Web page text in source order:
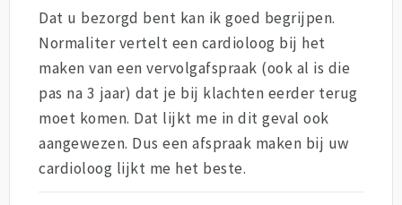
Dat u bezorgd bent kan ik goed begrijpen.
Normaliter vertelt een cardioloog bij het
maken van een vervolgafspraak (ook al is die
pas na 3 jaar) dat je bij klachten eerder terug
moet komen. Dat lijkt me in dit geval ook
aangewezen. Dus een afspraak maken bij uw
cardioloog lijkt me het beste.